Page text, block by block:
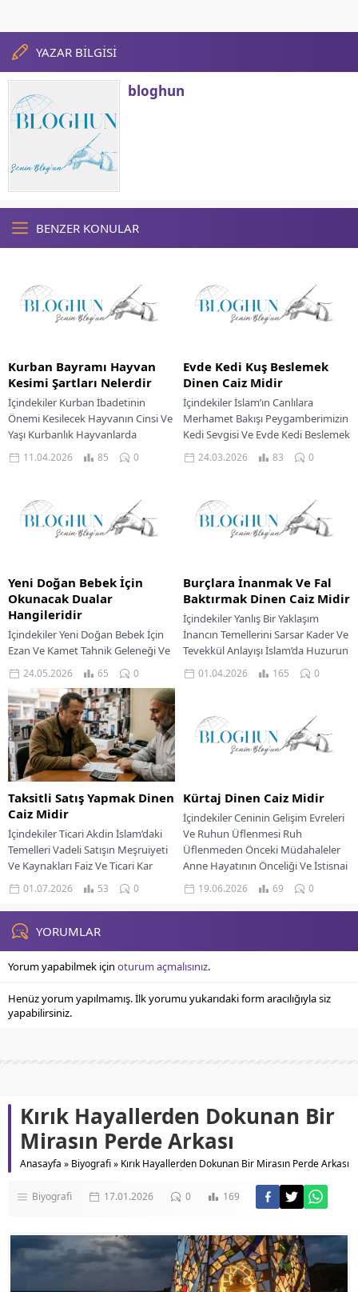
YAZAR BİLGİSİ
bloghun
BENZER KONULAR
Kurban Bayramı Hayvan
Kesimi Şartları Nelerdir
İçindekiler Kurban İbadetinin
Önemi Kesilecek Hayvanın Cinsi Ve
Yaşı Kurbanlık Hayvanlarda
Bulunması Gereken Özellikler
Kurban Kesiminde Dikkat Edilmesi
11.04.2026 85 0
Evde Kedi Kuş Beslemek
Dinen Caiz Midir
İçindekiler İslam’ın Canlılara
Merhamet Bakışı Peygamberimizin
Kedi Sevgisi Ve Evde Kedi Beslemek
Evlerde Kuş Beslemenin İslam’daki
Yeri Evcil Hayvan Bakımında...
24.03.2026 83 0
Yeni Doğan Bebek İçin
Okunacak Dualar
Hangileridir
İçindekiler Yeni Doğan Bebek İçin
Ezan Ve Kamet Tahnik Geleneği Ve
Önemi Bebeğe Güzel İsim Verme
Akika Kurbanının Hikmetleri Ve...
24.05.2026 65 0
Burçlara İnanmak Ve Fal
Baktırmak Dinen Caiz Midir
İçindekiler Yanlış Bir Yaklaşım
İnancın Temellerini Sarsar Kader Ve
Tevekkül Anlayışı İslam’da Huzurun
Gerçek Kaynağı İnsanlık tarihi
boyunca bilinmeyene duyulan...
01.04.2026 165 0
Taksitli Satış Yapmak Dinen
Caiz Midir
İçindekiler Ticari Akdin İslam’daki
Temelleri Vadeli Satışın Meşruiyeti
Ve Kaynakları Faiz Ve Ticari Kar
Arasındaki Fark Helal Ticaretin
Manevi Boyutu...
01.07.2026 53 0
Kürtaj Dinen Caiz Midir
İçindekiler Ceninin Gelişim Evreleri
Ve Ruhun Üflenmesi Ruh
Üflenmeden Önceki Müdahaleler
Anne Hayatının Önceliği Ve İstisnai
Durumlar Yaygın Yanılgılar Ve...
19.06.2026 69 0
YORUMLAR
Yorum yapabilmek için oturum açmalısınız.
Henüz yorum yapılmamış. İlk yorumu yukarıdaki form aracılığıyla siz
yapabilirsiniz.
Kırık Hayallerden Dokunan Bir
Mirasın Perde Arkası
Anasayfa » Biyografi» Kırık Hayallerden Dokunan Bir Mirasın Perde Arkası
Biyografi 17.01.2026 0 169